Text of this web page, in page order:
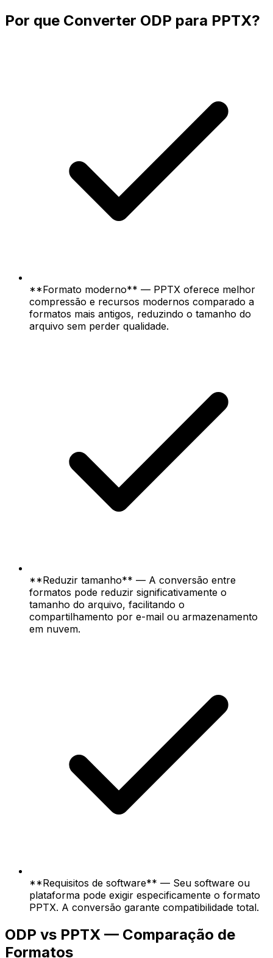
Por que Converter ODP para PPTX?
**Formato moderno** — PPTX oferece melhor
compressão e recursos modernos comparado a
formatos mais antigos, reduzindo o tamanho do
arquivo sem perder qualidade.
**Reduzir tamanho** — A conversão entre
formatos pode reduzir significativamente o
tamanho do arquivo, facilitando o
compartilhamento por e-mail ou armazenamento
em nuvem.
**Requisitos de software** — Seu software ou
plataforma pode exigir especificamente o formato
PPTX. A conversão garante compatibilidade total.
ODP vs PPTX — Comparação de
Formatos